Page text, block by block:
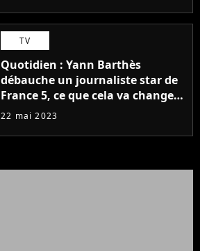
TV
Quotidien : Yann Barthès
débauche un journaliste star de
France 5, ce que cela va changer
à la rentrée
22 mai 2023